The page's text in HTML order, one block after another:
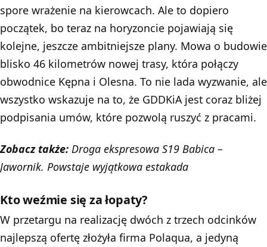
spore wrażenie na kierowcach. Ale to dopiero
początek, bo teraz na horyzoncie pojawiają się
kolejne, jeszcze ambitniejsze plany. Mowa o budowie
blisko 46 kilometrów nowej trasy, która połączy
obwodnice Kępna i Olesna. To nie lada wyzwanie, ale
wszystko wskazuje na to, że GDDKiA jest coraz bliżej
podpisania umów, które pozwolą ruszyć z pracami.
Zobacz także: Droga ekspresowa S19 Babica –
Jawornik. Powstaje wyjątkowa estakada
Kto weźmie się za łopaty?
W przetargu na realizację dwóch z trzech odcinków
najlepszą ofertę złożyła firma Polaqua, a jedyną